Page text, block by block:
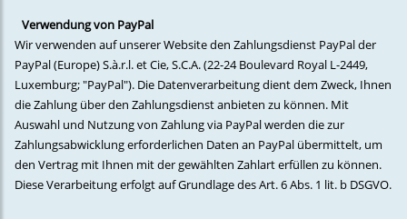
Verwendung von PayPal
Wir verwenden auf unserer Website den Zahlungsdienst PayPal der
PayPal (Europe) S.à.r.l. et Cie, S.C.A. (22-24 Boulevard Royal L-2449,
Luxemburg; "PayPal"). Die Datenverarbeitung dient dem Zweck, Ihnen
die Zahlung über den Zahlungsdienst anbieten zu können. Mit
Auswahl und Nutzung von Zahlung via PayPal werden die zur
Zahlungsabwicklung erforderlichen Daten an PayPal übermittelt, um
den Vertrag mit Ihnen mit der gewählten Zahlart erfüllen zu können.
Diese Verarbeitung erfolgt auf Grundlage des Art. 6 Abs. 1 lit. b DSGVO.